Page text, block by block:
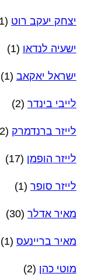
יצחק יעקב רוט (1)
ישעיה לנדאו (1)
ישראל יאקאב (1)
לייבי בינדר (2)
לייזר ברנדמרק (12)
לייזר הופמן (17)
לייזר סופר (1)
מאיר אדלר (30)
מאיר בריינעס (1)
מוטי כהן (2)